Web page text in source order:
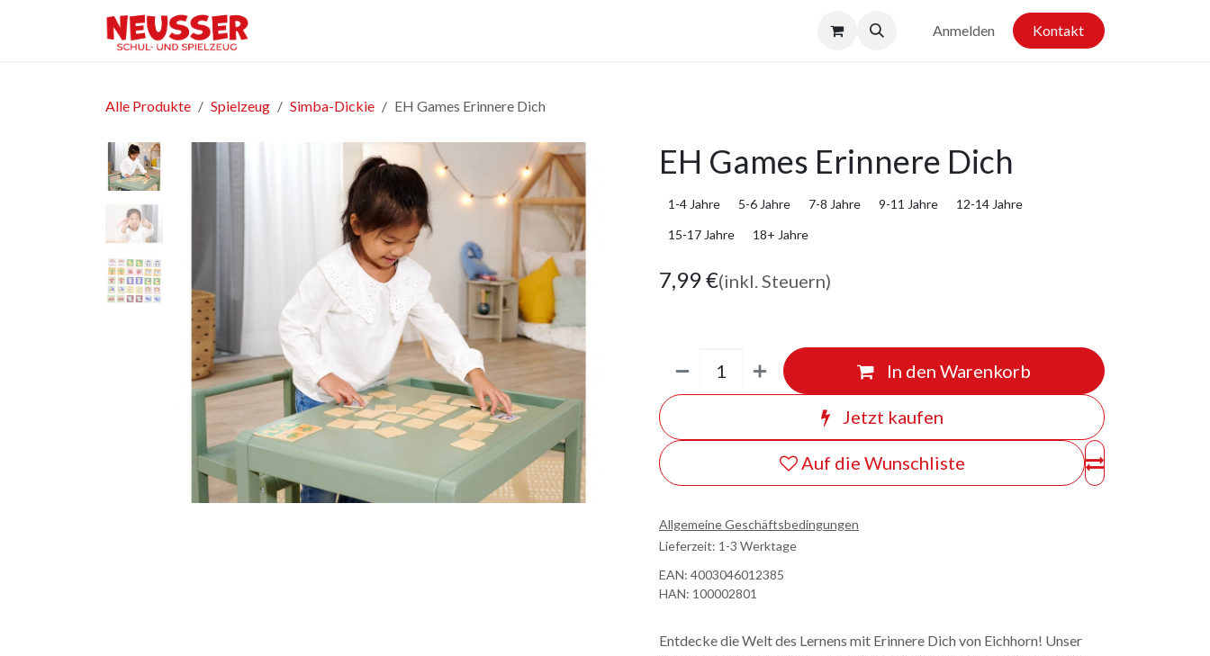
Anmelden Kontakt
Alle Produkte Spielzeug Simba-Dickie EH Games Erinnere Dich
EH Games Erinnere Dich
1-4 Jahre 5-6 Jahre 7-8 Jahre 9-11 Jahre
12-14 Jahre
15-17 Jahre
18+ Jahre
7,99€(inkl. Steuern)
In den Warenkorb
Jetzt kaufen
Auf die Wunschliste
Allgemeine Geschäftsbedingungen
Lieferzeit: 1-3 Werktage
EAN: 4003046012385
HAN: 100002801
Entdecke die Welt des Lernens mit Erinnere Dich von Eichhorn! Unser